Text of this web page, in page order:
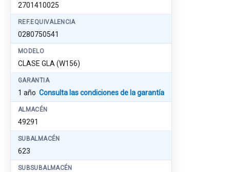
2701410025
REF.EQUIVALENCIA
0280750541
MODELO
CLASE GLA (W156)
GARANTIA
1 año Consulta las condiciones de la garantía
ALMACÉN
49291
SUBALMACÉN
623
SUBSUBALMACÉN